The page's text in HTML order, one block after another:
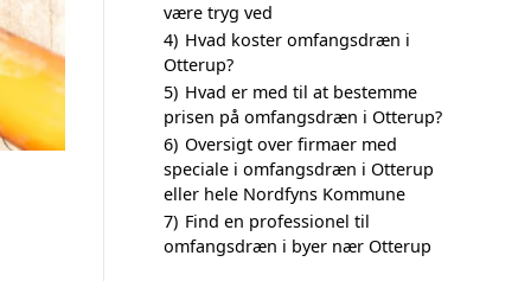
være tryg ved
4) Hvad koster omfangsdræn i
Otterup?
5) Hvad er med til at bestemme
prisen på omfangsdræn i Otterup?
6) Oversigt over firmaer med
speciale i omfangsdræn i Otterup
eller hele Nordfyns Kommune
7) Find en professionel til
omfangsdræn i byer nær Otterup